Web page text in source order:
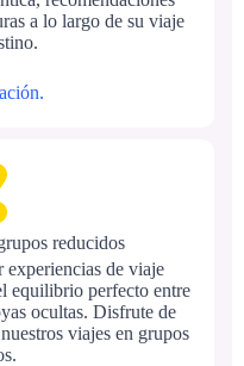
a lo largo de su viaje
reducidos
experiencias de viaje
equilibrio perfecto entre
ocultas. Disfrute de
viajes en grupos